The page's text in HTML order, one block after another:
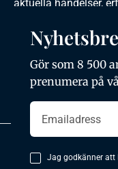
aktuella händelser,
Dental24
tandhygienister,
kursgivare,
Copyright ©
Gör som 8 500
prenumera på
Jag godkänner att